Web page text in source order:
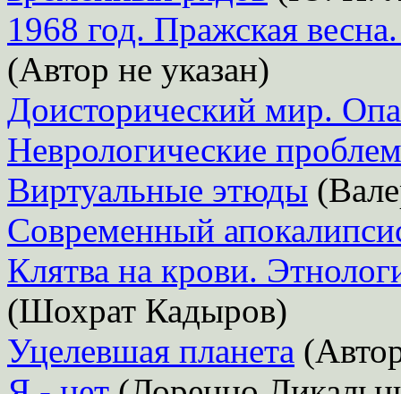
1968 год. Пражская
(Автор не указан)
Доисторический мир.
Неврологические
Виртуальные этюды
Современный
Клятва на крови.
(Шохрат Кадыров)
Уцелевшая планета